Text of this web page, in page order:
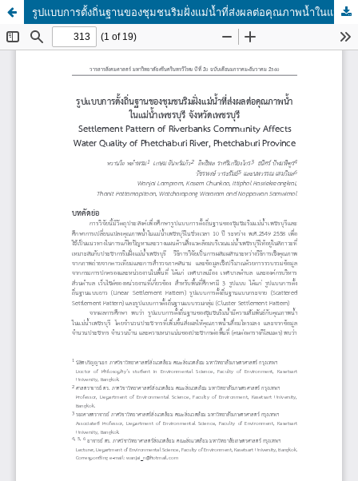
รูปแบบการตั้งถิ่นฐานของชุมชนริมฝั่งแม่น้ำที่ส่งผลต่อคุณภาพน้ำในแม่น้ำเพชรบุรี จังหวัดเพชรบุรี